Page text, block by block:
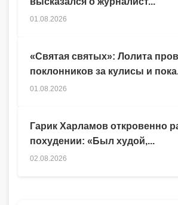
Гарик Харламов откровенно
похудении: «Был худой,...
02.08.2026
01.08.2026
«Святая святых»: Лолита
поклонников за кулисы и
01.08.2026